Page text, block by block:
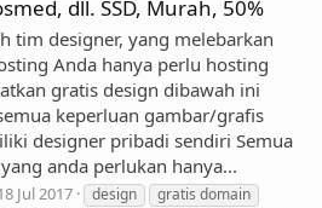
dll. SSD, Murah, 50%
tim designer, yang melebarkan
Anda hanya perlu hosting
gratis design dibawah ini
keperluan gambar/grafis
designer pribadi sendiri Semua
anda perlukan hanya...
Jul 2017 design
gratis domain